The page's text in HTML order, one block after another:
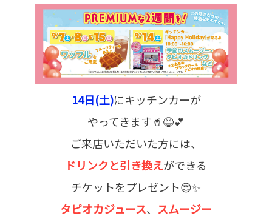
14日(土)にキッチンカーが
やってきます🥤😆💕
ご来店いただいた方には、
ドリンクと引き換えができる
チケットをプレゼント😍✨
タピオカジュース、 スムージー